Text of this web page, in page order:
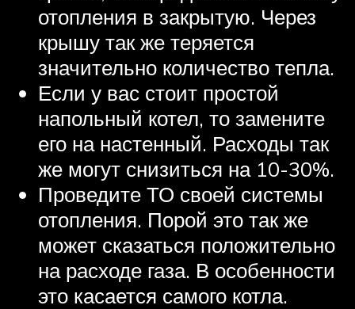
отопления в закрытую. Через
крышу так же теряется
значительно количество тепла.
Если у вас стоит простой
напольный котел, то замените
его на настенный. Расходы так
же могут снизиться на 10-30%.
Проведите ТО своей системы
отопления. Порой это так же
может сказаться положительно
на расходе газа. В особенности
это касается самого котла.